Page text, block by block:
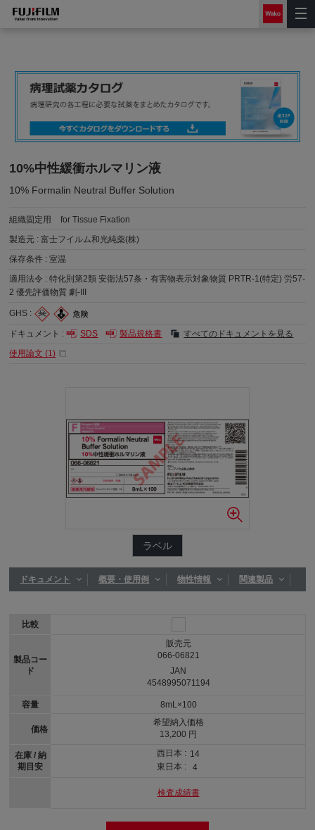
10%中性緩衝ホルマリン液
10% Formalin Neutral Buffer Solution
組織固定用
for Tissue Fixation
製造元 :富士フイルム和光純薬(株)
保存条件 :室温
適用法令 :特化則第2類 安衛法57条・有害物表示対象物質 PRTR-1(特定) 労57-
2 優先評価物質 劇-III
GHS :
ドキュメント : SDS 製品規格書
すべてのドキュメントを見る
使用論文 (1)
ラベル
ドキュメント 概要・使用例 物性情報 関連製品
比較
製品コー
ド
容量
価格
在庫 / 納
期目安
販売元
066-06821
JAN
4548995071194
8mL×100
希望納入価格
13,200 円
西日本 : 14
東日本 :
4
検査成績書